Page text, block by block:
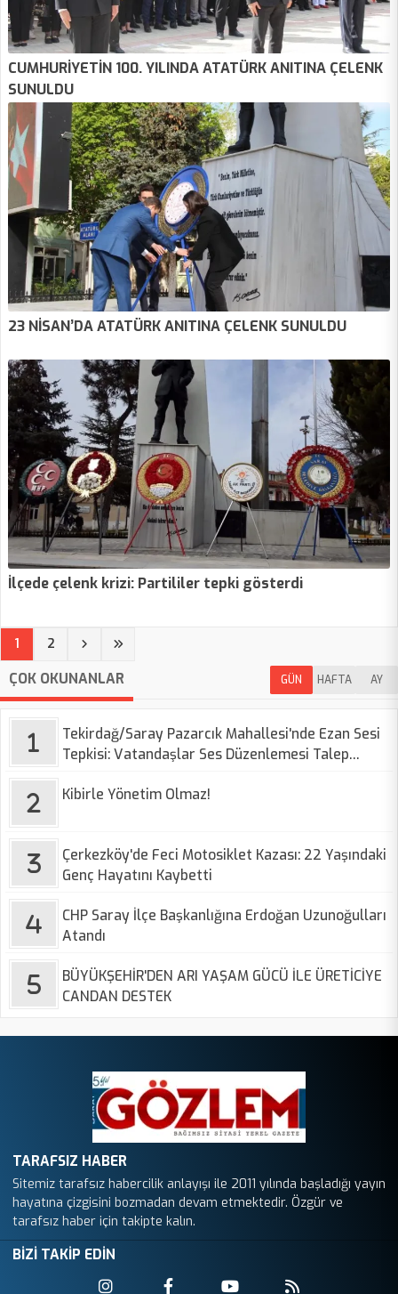
CUMHURİYETİN 100. YILINDA ATATÜRK ANITINA ÇELENK
SUNULDU
23 NİSAN’DA ATATÜRK ANITINA ÇELENK SUNULDU
İlçede çelenk krizi: Partililer tepki gösterdi
1 (current)
2
ÇOK OKUNANLAR GÜN HAFTA AY
Tekirdağ/Saray Pazarcık Mahallesi'nde Ezan Sesi
Tepkisi: Vatandaşlar Ses Düzenlemesi Talep
Kibirle Yönetim Olmaz!
Çerkezköy'de Feci Motosiklet Kazası: 22 Yaşındaki
Genç Hayatını Kaybetti
CHP Saray İlçe Başkanlığına Erdoğan Uzunoğulları
Atandı
BÜYÜKŞEHİR'DEN ARI YAŞAM GÜCÜ İLE ÜRETİCİYE
CANDAN DESTEK
TARAFSIZ HABER
Sitemiz tarafsız habercilik anlayışı ile 2011 yılında başladığı yayın
hayatına çizgisini bozmadan devam etmektedir. Özgür ve
tarafsız haber için takipte kalın.
BİZİ TAKİP EDİN